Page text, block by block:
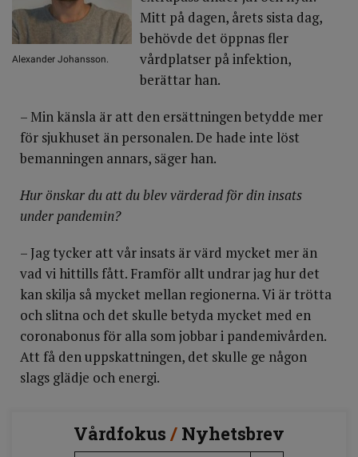
Alexander Johansson.
Mitt på dagen, årets sista dag,
behövde det öppnas fler
vårdplatser på infektion,
berättar han.
– Min känsla är att den ersättningen betydde mer
för sjukhuset än personalen. De hade inte löst
bemanningen annars, säger han.
Hur önskar du att du blev värderad för din insats
under pandemin?
– Jag tycker att vår insats är värd mycket mer än
vad vi hittills fått. Framför allt undrar jag hur det
kan skilja så mycket mellan regionerna. Vi är trötta
och slitna och det skulle betyda mycket med en
coronabonus för alla som jobbar i pandemivården.
Att få den uppskattningen, det skulle ge någon
slags glädje och energi.
Vårdfokus / Nyhetsbrev